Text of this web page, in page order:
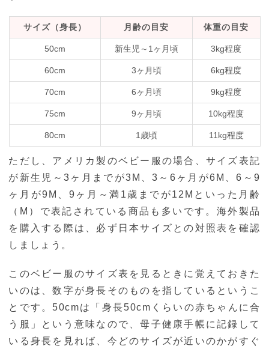
サイズ（身長） 月齢の目安 体重の目安
50cm 新生児～1ヶ月頃 3kg程度
60cm 3ヶ月頃 6kg程度
70cm 6ヶ月頃 9kg程度
75cm 9ヶ月頃 10kg程度
80cm 1歳頃 11kg程度
ただし、アメリカ製のベビー服の場合、サイズ表記
が新生児～3ヶ月までが3M、3～6ヶ月が6M、6～9
ヶ月が9M、9ヶ月～満1歳までが12Mといった月齢
（M）で表記されている商品も多いです。海外製品
を購入する際は、必ず日本サイズとの対照表を確認
しましょう。
このベビー服のサイズ表を見るときに覚えておきた
いのは、数字が身長そのものを指しているというこ
とです。50cmは「身長50cmくらいの赤ちゃんに合
う服」という意味なので、母子健康手帳に記録して
いる身長を見れば、今どのサイズが近いのかがすぐ